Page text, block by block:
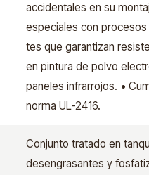
accidentales en su
especiales con
tes que garantizan
en pintura de polvo
paneles infrarrojos. •
norma UL-2416.
Conjunto tratado en
desengrasantes y